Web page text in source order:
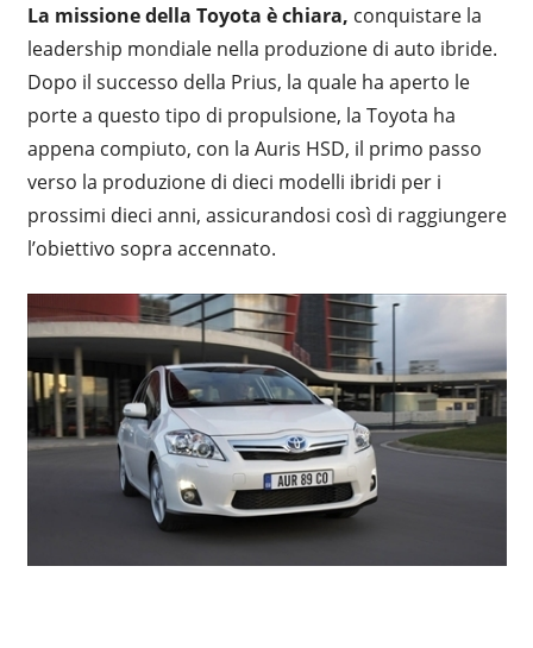
La missione della Toyota è chiara, conquistare la
leadership mondiale nella produzione di auto ibride.
Dopo il successo della Prius, la quale ha aperto le
porte a questo tipo di propulsione, la Toyota ha
appena compiuto, con la Auris HSD, il primo passo
verso la produzione di dieci modelli ibridi per i
prossimi dieci anni, assicurandosi così di raggiungere
l’obiettivo sopra accennato.